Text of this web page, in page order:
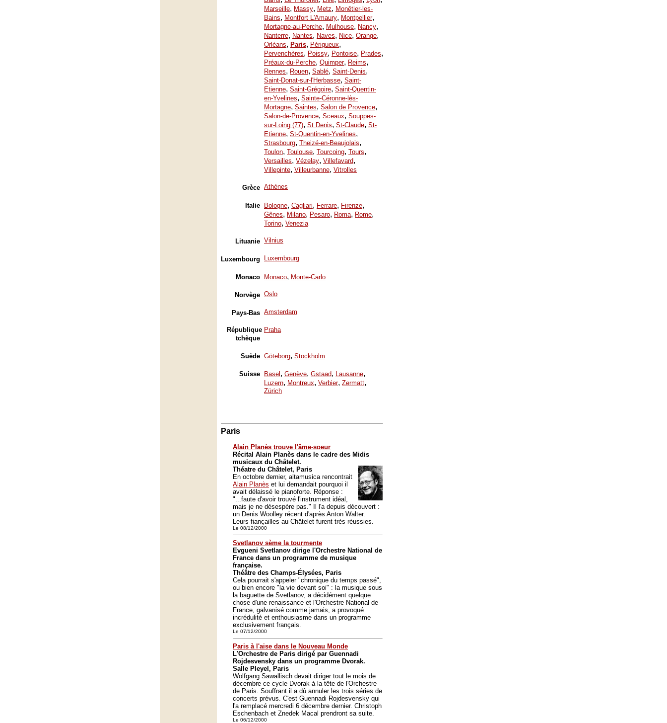
Marseille, Massy, Metz, Monêtier-les-
Bains, Montfort L'Amaury, Montpellier,
Mortagne-au-Perche, Mulhouse, Nancy,
Nanterre, Nantes, Naves, Nice, Orange,
Orléans, Paris, Périgueux,
Pervenchères, Poissy, Pontoise, Prades,
Préaux-du-Perche, Quimper, Reims,
Rennes, Rouen, Sablé, Saint-Denis,
Saint-Donat-sur-l'Herbasse, Saint-
Etienne, Saint-Grégoire, Saint-Quentin-
en-Yvelines, Sainte-Céronne-lès-
Mortagne, Saintes, Salon de Provence,
Salon-de-Provence, Sceaux, Souppes-
sur-Loing (77), St Denis, St-Claude, St-
Etienne, St-Quentin-en-Yvelines,
Strasbourg, Theizé-en-Beaujolais,
Toulon, Toulouse, Tourcoing, Tours,
Versailles, Vézelay, Villefavard,
Villepinte, Villeurbanne, Vitrolles
Grèce Athènes
Italie Bologne, Cagliari, Ferrare, Firenze,
Gênes, Milano, Pesaro, Roma, Rome,
Torino, Venezia
Lituanie Vilnius
Luxembourg Luxembourg
Monaco Monaco, Monte-Carlo
Norvège Oslo
Pays-Bas Amsterdam
République
tchèque
Praha
Suède Göteborg, Stockholm
Suisse Basel , Genève, Gstaad, Lausanne,
Luzern, Montreux, Verbier, Zermatt,
Zürich
Paris
Alain Planès trouve l'âme-soeur
Récital Alain Planès dans le cadre des Midis
musicaux du Châtelet.
Théatre du Châtelet, Paris
En octobre dernier, altamusica rencontrait
Alain Planès et lui demandait pourquoi il
avait délaissé le pianoforte. Réponse :
"...faute d'avoir trouvé l'instrument idéal,
mais je ne désespère pas." Il l'a depuis découvert :
un Denis Woolley récent d'après Anton Walter.
Leurs fiançailles au Châtelet furent très réussies.
Le 08/12/2000
Svetlanov sème la tourmente
Evgueni Svetlanov dirige l'Orchestre National de
France dans un programme de musique
française.
Théâtre des Champs-Élysées, Paris
Cela pourrait s'appeler "chronique du temps passé",
ou bien encore "la vie devant soi" : la musique sous
la baguette de Svetlanov, a décidément quelque
chose d'une renaissance et l'Orchestre National de
France, galvanisé comme jamais, a provoqué
incrédulité et enthousiasme dans un programme
exclusivement français.
Le 07/12/2000
Paris à l'aise dans le Nouveau Monde
L'Orchestre de Paris dirigé par Guennadi
Rojdesvensky dans un programme Dvorak.
Salle Pleyel, Paris
Wolfgang Sawallisch devait diriger tout le mois de
décembre ce cycle Dvorak à la tête de l'Orchestre
de Paris. Souffrant il a dû annuler les trois séries de
concerts prévus. C'est Guennadi Rojdesvensky qui
l'a remplacé mercredi 6 décembre dernier. Christoph
Eschenbach et Znedek Macal prendront sa suite.
Le 06/12/2000